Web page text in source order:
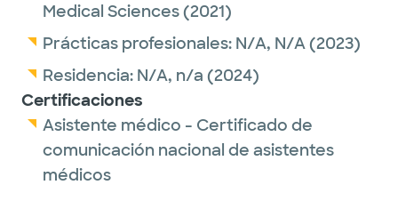
Medical Sciences(2021)
Prácticas profesionales: N/A, N/A(2023)
Residencia: N/A, n/a (2024)
Certificaciones
Asistente médico - Certificado de
comunicación nacional de asistentes
médicos